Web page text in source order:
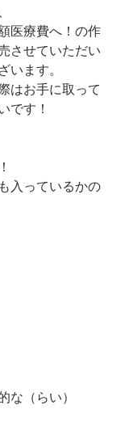
医療費へ！の作
させていただい
います。
はお手に取って
です！
入っているかの
な（らい）